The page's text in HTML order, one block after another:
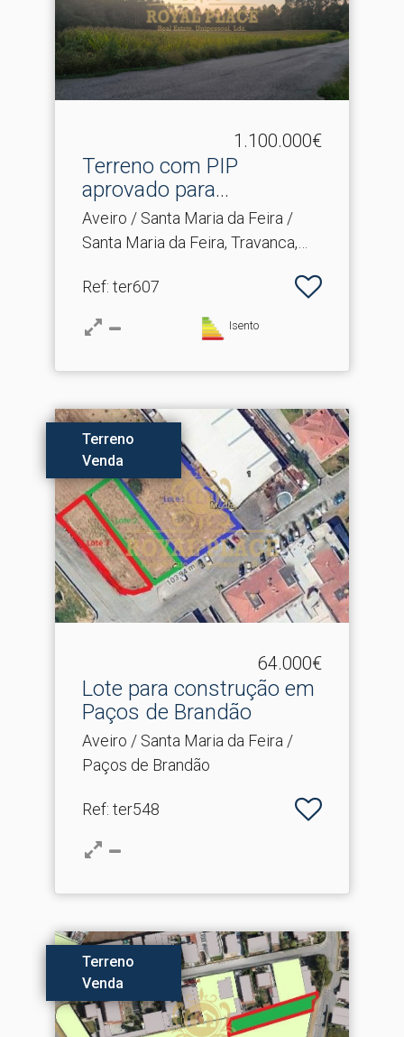
1.100.000€
Terreno com PIP
aprovado para
construção em S.​..
Aveiro / Santa Maria da Feira /
Santa Maria da Feira, Travanca,
Ref: ter607
Isento
Terreno
Venda
64.000€
Lote para construção em
Paços de Brandão
Aveiro / Santa Maria da Feira /
Paços de Brandão
Ref: ter548
Terreno
Venda